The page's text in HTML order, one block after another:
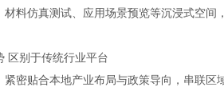
材料仿真测试、应用场景预览等沉浸式空
区别于传统行业平台
紧密贴合本地产业布局与政策导向，串联